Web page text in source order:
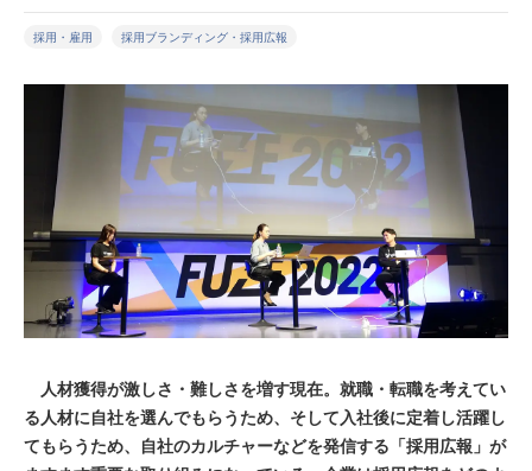
採用・雇用 採用ブランディング・採用広報
人材獲得が激しさ・難しさを増す現在。就職・転職を考えてい
る人材に自社を選んでもらうため、そして入社後に定着し活躍し
てもらうため、自社のカルチャーなどを発信する「採用広報」が